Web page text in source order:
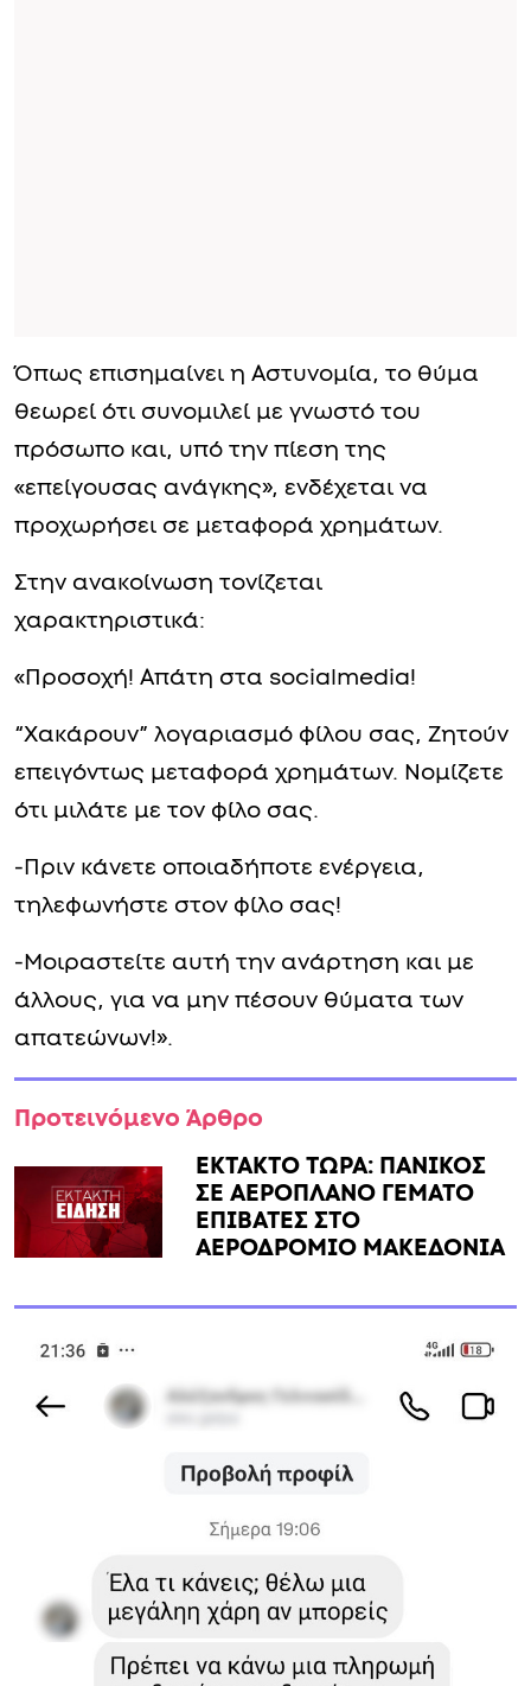
Όπως επισημαίνει η Αστυνομία, το θύμα
θεωρεί ότι συνομιλεί με γνωστό του
πρόσωπο και, υπό την πίεση της
«επείγουσας ανάγκης», ενδέχεται να
προχωρήσει σε μεταφορά χρημάτων.
Στην ανακοίνωση τονίζεται
χαρακτηριστικά:
«Προσοχή! Απάτη στα socialmedia!
“Χακάρουν” λογαριασμό φίλου σας, Ζητούν
επειγόντως μεταφορά χρημάτων. Νομίζετε
ότι μιλάτε με τον φίλο σας.
-Πριν κάνετε οποιαδήποτε ενέργεια,
τηλεφωνήστε στον φίλο σας!
-Μοιραστείτε αυτή την ανάρτηση και με
άλλους, για να μην πέσουν θύματα των
απατεώνων!».
Προτεινόμενο Άρθρο
ΕΚΤΑΚΤΟ ΤΩΡΑ: ΠΑΝΙΚΟΣ
ΣΕ ΑΕΡΟΠΛΑΝΟ ΓΕΜΑΤΟ
ΕΠΙΒΑΤΕΣ ΣΤΟ
ΑΕΡΟΔΡΟΜΙΟ ΜΑΚΕΔΟΝΙΑ